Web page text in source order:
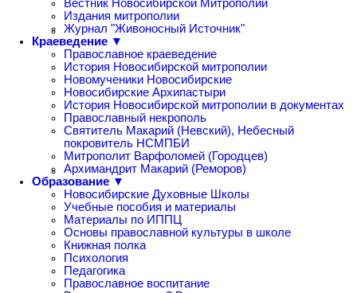
Вестник Новосибирской Митрополии
Издания митрополии
Журнал "Живоносный Источник"
Краеведение ▼
Православное краеведение
История Новосибирской митрополии
Новомученики Новосибирские
Новосибирские Архипастыри
История Новосибирской митрополии в документах
Православный некрополь
Святитель Макарий (Невский), Небесный
покровитель НСМПБИ
Митрополит Варфоломей (Городцев)
Архимандрит Макарий (Реморов)
Образование ▼
Новосибирские Духовные Школы
Учебные пособия и материалы
Материалы по ИППЦ
Основы православной культуры в школе
Книжная полка
Психология
Педагогика
Православное воспитание